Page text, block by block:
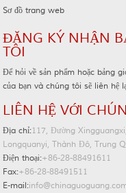
Sơ đồ trang web
ĐĂNG KÝ NHẬN
TÔI
Để hỏi về sản phẩm hoặc bảng
của bạn và chúng tôi sẽ liên hệ
LIÊN HỆ VỚI
Địa chỉ:117, Đường
Longquanyi, Thành Đô, Trung
Điện thoại:+86-28-88491611
Fax:+86-28-88491511
E-mail: